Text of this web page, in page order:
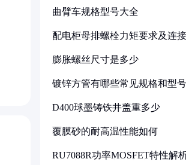
曲臂车规格型号大全
配电柜母排螺栓力矩要求及连
膨胀螺丝尺寸是多少
镀锌方管有哪些常见规格和型号
D400球墨铸铁井盖重多少
覆膜砂的耐高温性能如何
RU7088R功率MOSFET特性解